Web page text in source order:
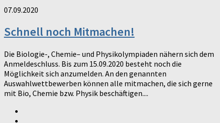
07.09.2020
Schnell noch Mitmachen!
Die Biologie-, Chemie– und Physikolympiaden nähern sich dem
Anmeldeschluss. Bis zum 15.09.2020 besteht noch die
Möglichkeit sich anzumelden. An den genannten
Auswahlwettbewerben können alle mitmachen, die sich gerne
mit Bio, Chemie bzw. Physik beschäftigen....